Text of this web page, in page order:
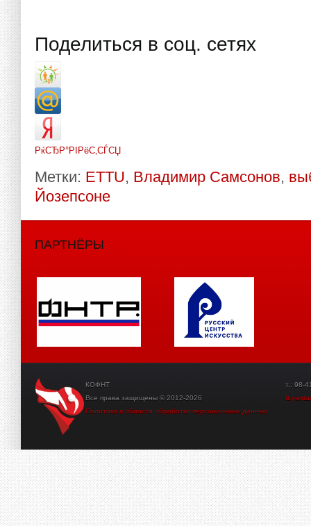
Поделиться в соц. сетях
РќСЂР°РІРёС‚СЃСЏ
Метки: ETTU, Владимир Самсонов,
Йозепсоне
ПАРТНЁРЫ
КОФНТ
Все права защищены © 2012-2026
Политика в области обработки персональных данных
т.: 98-41-